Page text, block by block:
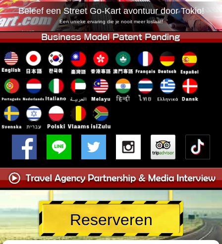
Tokio Asakusa Osaka
Okinawa
Beleef een Street Go-Kart avontuur door Tokio!
Een unieke ervaring die je nooit meer loslaat!
Reserveren